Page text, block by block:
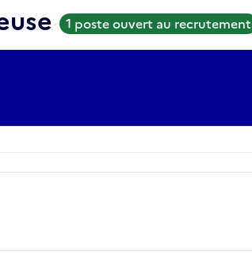
1 poste ouvert au recrutement